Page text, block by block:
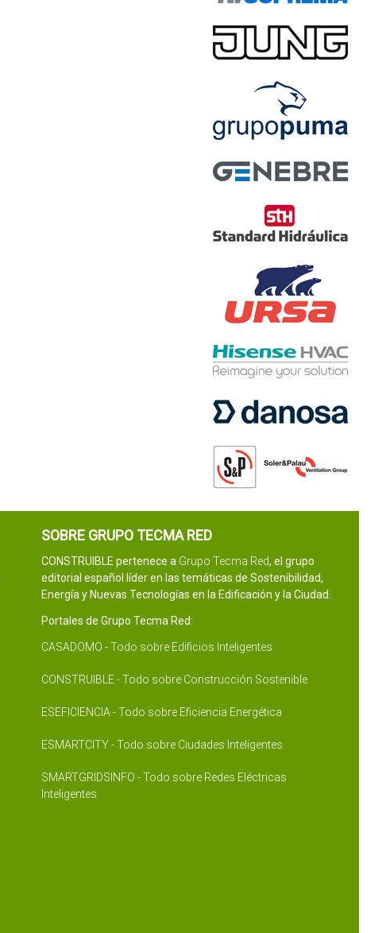
SOBRE GRUPO TECMA RED
CONSTRUIBLE pertenece a Grupo Tecma Red, el grupo
editorial español líder en las temáticas de Sostenibilidad,
Energía y Nuevas Tecnologías en la Edificación y la Ciudad.
Portales de Grupo Tecma Red:
CASADOMO - Todo sobre Edificios Inteligentes
CONSTRUIBLE - Todo sobre Construcción Sostenible
ESEFICIENCIA - Todo sobre Eficiencia Energética
ESMARTCITY - Todo sobre Ciudades Inteligentes
SMARTGRIDSINFO - Todo sobre Redes Eléctricas
Inteligentes